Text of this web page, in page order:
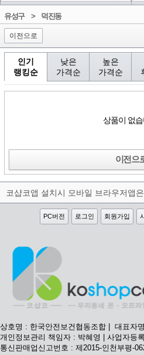
1
유성구> 덕진동
이전으로
인기
랭킹순
낮은
가격순
높은
가격순
상품이 없습
이전으
PC버전 로그인 회원가입
상호명 : 한국안전보건협동조합 | 대표자
개인정보관리 책임자 : 박혜영 | 사업자등
통신판매업신고번호 : 제2015-인천부평-